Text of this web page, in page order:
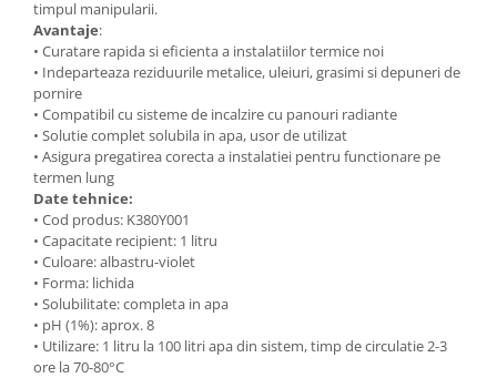
timpul manipularii.
Avantaje:
• Curatare rapida si eficienta a instalatiilor termice noi
• Indeparteaza reziduurile metalice, uleiuri, grasimi si depuneri de
pornire
• Compatibil cu sisteme de incalzire cu panouri radiante
• Solutie complet solubila in apa, usor de utilizat
• Asigura pregatirea corecta a instalatiei pentru functionare pe
termen lung
Date tehnice:
• Cod produs: K380Y001
• Capacitate recipient: 1 litru
• Culoare: albastru-violet
• Forma: lichida
• Solubilitate: completa in apa
• pH (1%): aprox. 8
• Utilizare: 1 litru la 100 litri apa din sistem, timp de circulatie 2-3
ore la 70-80°C